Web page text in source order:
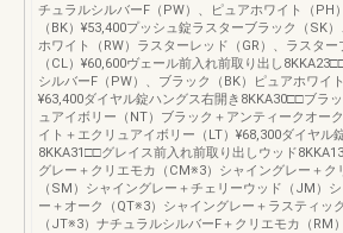
チュラルシルバーF（PW）、ピュアホワイト（PH
（BK）¥53,400プッシュ錠ラスターブラック（SK
ホワイト（RW）ラスターレッド（GR）、ラスター
（CL）¥60,600ヴェール前入れ前取り出し
シルバーF（PW）、ブラック（BK）ピュアホワイト
¥63,400ダイヤル錠ハングス右開き8KKA30□□ブラ
ュアイボリー（NT）ブラック＋アンティークオー
イト＋エクリュアイボリー（LT）¥68,300ダイヤル
8KKA31□□グレイス前入れ前取り出しウッド
グレー＋クリエモカ（CM※3）シャイングレー＋ク
（SM）シャイングレー＋チェリーウッド（JM）
ー＋オーク（QT※3）シャイングレー＋ラスティッ
（JT※3）ナチュラルシルバーF＋クリエモカ（RM